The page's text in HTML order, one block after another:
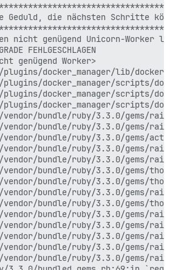
die nächsten Schritte
nicht genügend Unicorn-Worker
FEHLGESCHLAGEN
genügend Worker>
plugins/docker_manager/lib/
plugins/docker_manager/scripts/
plugins/docker_manager/scripts/
docker_manager/scripts/
vendor/bundle/ruby/3.3.0/gems/
vendor/bundle/ruby/3.3.0/gems/
vendor/bundle/ruby/3.3.0/gems/
vendor/bundle/ruby/3.3.0/gems/
vendor/bundle/ruby/3.3.0/gems/
vendor/bundle/ruby/3.3.0/gems/
vendor/bundle/ruby/3.3.0/gems/
vendor/bundle/ruby/3.3.0/gems/
vendor/bundle/ruby/3.3.0/
vendor/bundle/ruby/3.3.0/
vendor/bundle/ruby/3.3.0/
vendor/bundle/ruby/3.3.0/
vendor/bundle/ruby/3.3.0/
vendor/bundle/ruby/3.3.0/gems/